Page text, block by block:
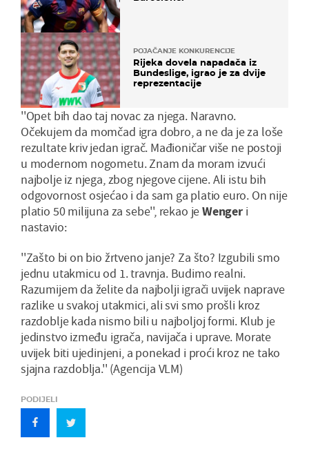
POJAČANJE KONKURENCIJE
Rijeka dovela napadača iz
Bundeslige, igrao je za dvije
reprezentacije
''Opet bih dao taj novac za njega. Naravno.
Očekujem da momčad igra dobro, a ne da je za loše
rezultate kriv jedan igrač. Mađioničar više ne postoji
u modernom nogometu. Znam da moram izvući
najbolje iz njega, zbog njegove cijene. Ali istu bih
odgovornost osjećao i da sam ga platio euro. On nije
platio 50 milijuna za sebe'', rekao jeWengeri
nastavio:
''Zašto bi on bio žrtveno janje? Za što? Izgubili smo
jednu utakmicu od 1. travnja. Budimo realni.
Razumijem da želite da najbolji igrači uvijek naprave
razlike u svakoj utakmici, ali svi smo prošli kroz
razdoblje kada nismo bili u najboljoj formi. Klub je
jedinstvo između igrača, navijača i uprave. Morate
uvijek biti ujedinjeni, a ponekad i proći kroz ne tako
sjajna razdoblja.'' (Agencija VLM)
PODIJELI